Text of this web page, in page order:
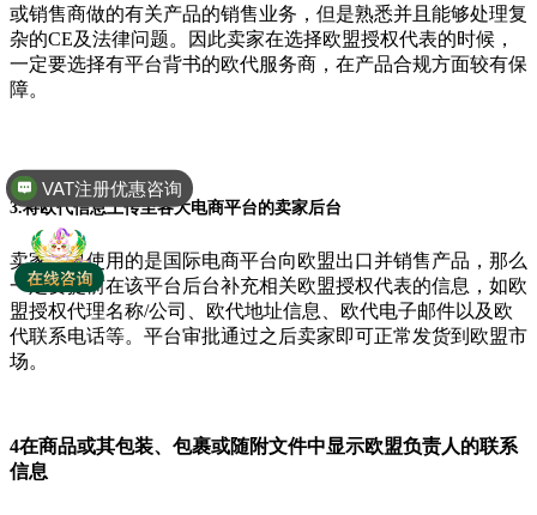
或销售商做的有关产品的销售业务，但是熟悉并且能够处理复
杂的CE及法律问题。因此卖家在选择欧盟授权代表的时候，
一定要选择有平台背书的欧代服务商，在产品合规方面较有保
障。
3.将欧代信息上传至各大电商平台的卖家后台
卖家如果使用的是国际电商平台向欧盟出口并销售产品，那么
一定要提前在该平台后台补充相关欧盟授权代表的信息，如欧
盟授权代理名称/公司、欧代地址信息、欧代电子邮件以及欧
代联系电话等。平台审批通过之后卖家即可正常发货到欧盟市
场。
4在商品或其包装、包裹或随附文件中显示欧盟负责人的联系
信息
VAT注册优惠咨询